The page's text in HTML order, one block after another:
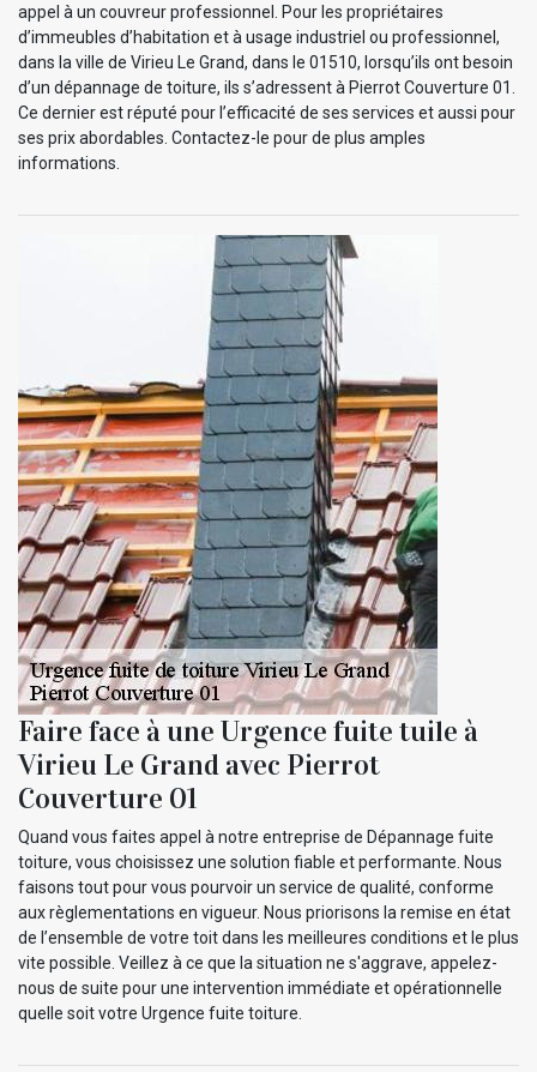
appel à un couvreur professionnel. Pour les propriétaires
d’immeubles d’habitation et à usage industriel ou professionnel,
dans la ville de Virieu Le Grand, dans le 01510, lorsqu’ils ont besoin
d’un dépannage de toiture, ils s’adressent à Pierrot Couverture 01.
Ce dernier est réputé pour l’efficacité de ses services et aussi pour
ses prix abordables. Contactez-le pour de plus amples
informations.
Faire face à une Urgence fuite tuile à
Virieu Le Grand avec Pierrot
Couverture 01
Quand vous faites appel à notre entreprise de Dépannage fuite
toiture, vous choisissez une solution fiable et performante. Nous
faisons tout pour vous pourvoir un service de qualité, conforme
aux règlementations en vigueur. Nous priorisons la remise en état
de l’ensemble de votre toit dans les meilleures conditions et le plus
vite possible. Veillez à ce que la situation ne s'aggrave, appelez-
nous de suite pour une intervention immédiate et opérationnelle
quelle soit votre Urgence fuite toiture.